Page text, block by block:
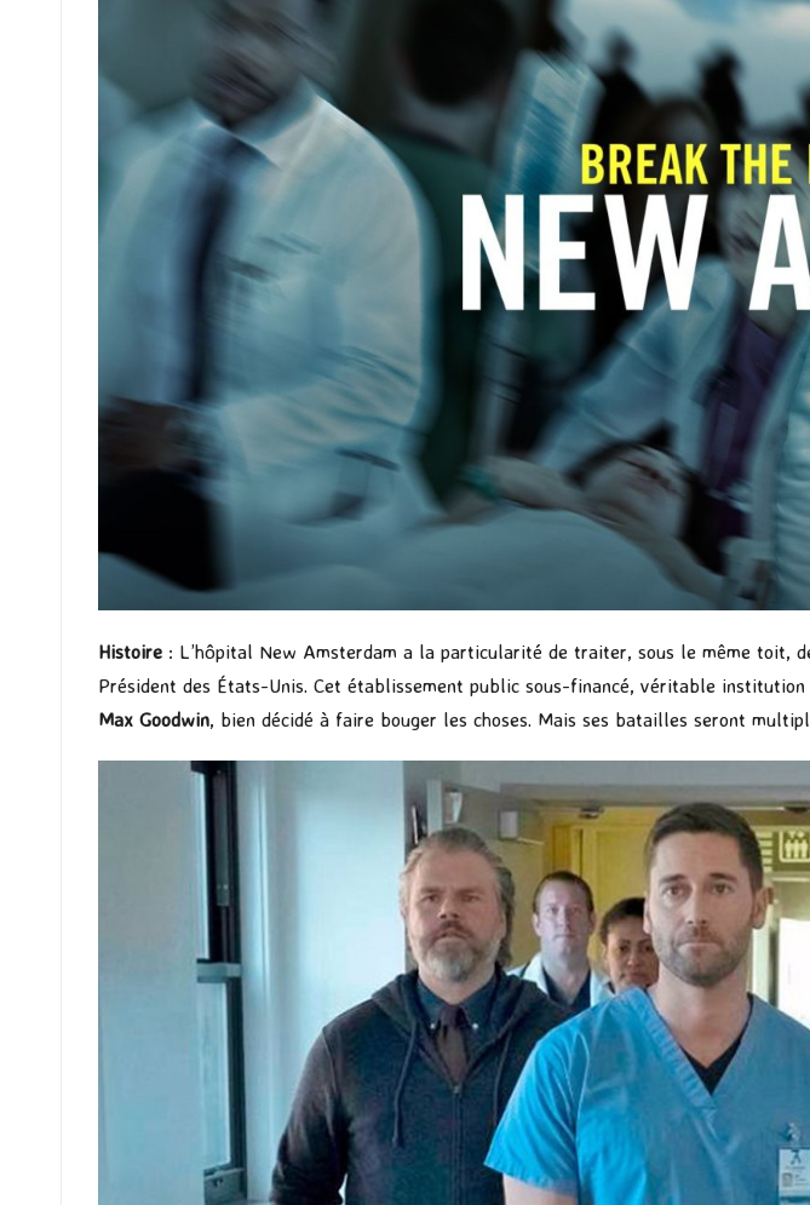
Histoire : L’hôpital New Amsterdam a la particularité de traiter, sous le même toit,
Président des États-Unis. Cet établissement public sous-financé, véritable
Max Goodwin, bien décidé à faire bouger les choses. Mais ses batailles seront